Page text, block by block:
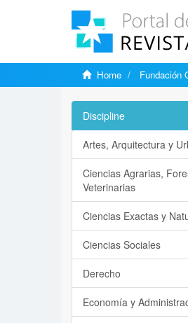
Home Fundación
Discipline
Artes, Arquitectura y
Ciencias Agrarias,
Veterinarias
Ciencias Exactas y
Ciencias Sociales
Derecho
Economía y